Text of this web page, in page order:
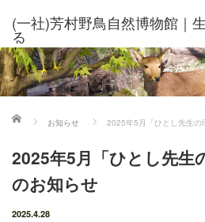
(一社)芳村野鳥自然博物館｜
る
ホーム お知らせ 2025年5月「ひとし先生の
2025年5月「ひとし先生
のお知らせ
2025.4.28